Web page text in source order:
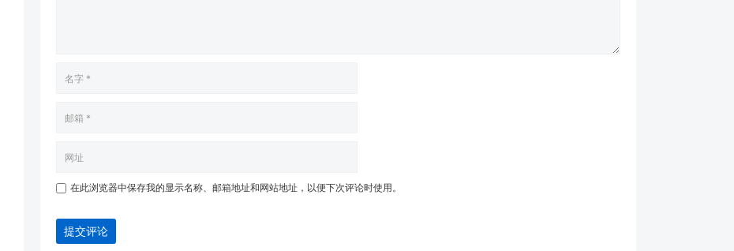
在此浏览器中保存我的显示名称、邮箱地址和网站地址，以便下次评论时使用。
提交评论